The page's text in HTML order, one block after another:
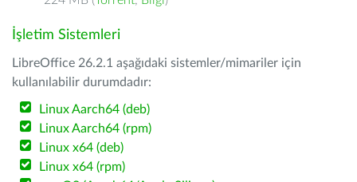
İşletim Sistemleri
LibreOffice 26.2.1 aşağıdaki sistemler/mimariler için
kullanılabilir durumdadır:
Linux Aarch64 (deb)
Linux Aarch64 (rpm)
Linux x64 (deb)
Linux x64 (rpm)